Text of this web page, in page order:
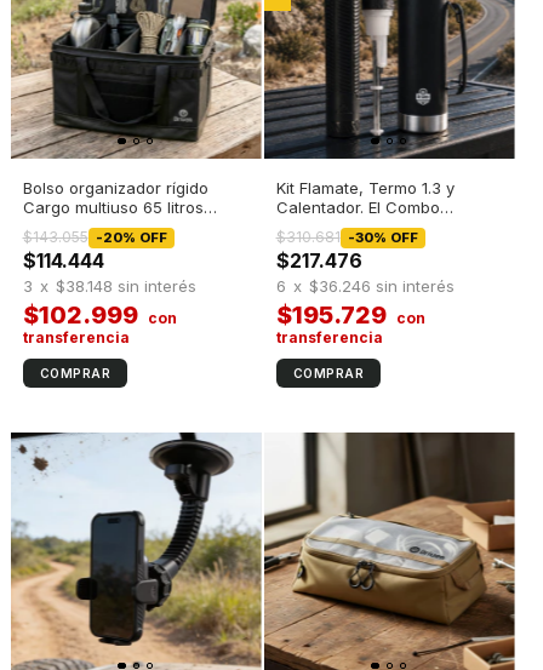
Bolso organizador rígido
Cargo multiuso 65 litros
Negro
$114.444
-20% OFF
$143.055
$102.999
3 x $38.148 sin interés
Kit Flamate, Termo 1.3 y
Calentador. El Combo
Perfecto
$217.476
-30% OFF
$310.681
$195.729
6 x $36.246 sin interés